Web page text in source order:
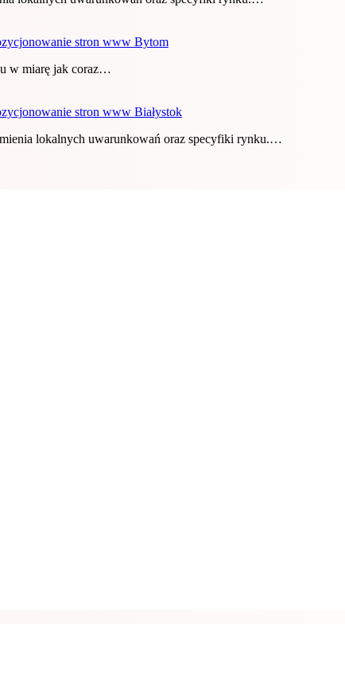
stron www Bytom
w miarę jak coraz…
stron www Białystok
lokalnych uwarunkowań oraz specyfiki rynku.…